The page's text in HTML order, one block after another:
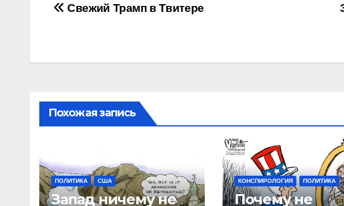
Навигация
записям
Свежий Трамп в Твитере
Похожая запись
ПОЛИТИКА США
Запад ничему не
КОНСПИРОЛОГИЯ ПОЛИТИКА
Почему не